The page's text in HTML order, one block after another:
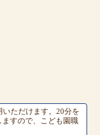
いただけます。20分を
すので、こども園職